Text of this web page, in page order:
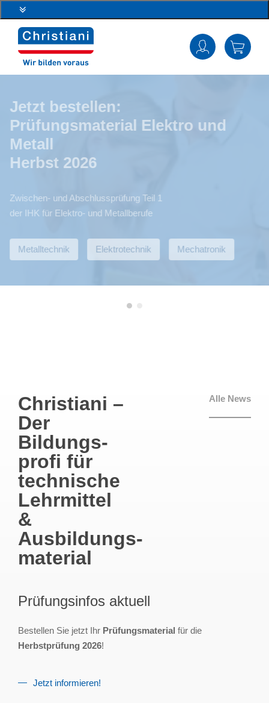
Jetzt bestellen:
Prüfungsmaterial Elektro und
Metall
Herbst 2026
Zwischen- und Abschlussprüfung Teil 1
der IHK für Elektro- und Metallberufe
Metalltechnik Elektrotechnik Mechatronik
Christiani –
Der
Bildungs­
profi für
technische
Lehrmittel
&
Ausbildungs­
material
Alle News
Prüfungsinfos aktuell
Bestellen Sie jetzt Ihr Prüfungsmaterial für die
Herbstprüfung 2026!
Jetzt informieren!